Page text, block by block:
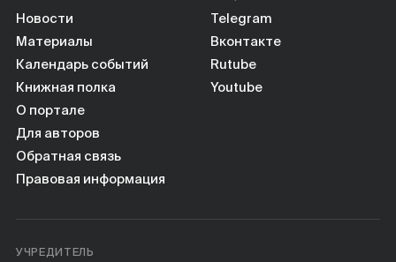
Новости
Материалы
Календарь событий
Книжная полка
О портале
Для авторов
Обратная связь
Правовая информация
Telegram
Вконтакте
Rutube
Youtube
УЧРЕДИТЕЛЬ